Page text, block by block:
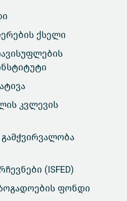
ქსელი
კვლევის
(ISFED)
ფონდი